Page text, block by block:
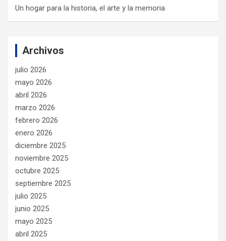
Un hogar para la historia, el arte y la memoria
Archivos
julio 2026
mayo 2026
abril 2026
marzo 2026
febrero 2026
enero 2026
diciembre 2025
noviembre 2025
octubre 2025
septiembre 2025
julio 2025
junio 2025
mayo 2025
abril 2025